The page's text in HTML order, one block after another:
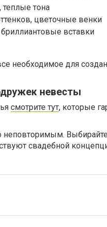
тона
цветочные венки
вставки
необходимое для
невесты
смотрите тут, которые
неповторимым. Выбирайте
свадебной